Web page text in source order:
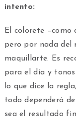
intento:
El colorete –como
pero por nada del
maquillarte. Es
para el día y
lo que dice la
todo dependerá
sea el resultado